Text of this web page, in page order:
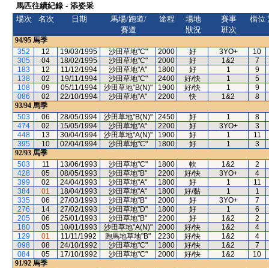
馬匹往績紀錄 - 添姿采
場次
名次 日期
馬場/跑道/
賽道
途程
場地
狀況
賽事
班次
檔位
94/95 馬季
352
12 19/03/1995 沙田草地"C" 2000 好 3YO+ 10
305
04 18/02/1995 沙田草地"C" 2000 好 1&2 7
183
12 11/12/1994 沙田草地"A" 1800 好 1 9
138
02 19/11/1994 沙田草地"C" 2400 好/快 1 5
108
09 05/11/1994 沙田草地"B(N)" 1900 好/快 1 9
086
02 22/10/1994 沙田草地"A" 2200 快 1&2 8
93/94 馬季
503
06 28/05/1994 沙田草地"B(N)" 2450 好 1 8
474
02 15/05/1994 沙田草地"A" 2200 好 3YO+
3
448
13 30/04/1994 沙田草地"A(N)" 1900 好 1 11
395
10 02/04/1994 沙田草地"C" 1800 好 1 3
92/93 馬季
503
11 13/06/1993 沙田草地"C" 1800 軟 1&2 2
428
05 08/05/1993 沙田草地"B" 2200 好/快 3YO+
4
399
02 24/04/1993 沙田草地"A" 1800 好 1 11
384
01 18/04/1993 沙田草地"A" 1800 好/黏 1 1
335
06 27/03/1993 沙田草地"B" 2000 好 3YO+
7
276
14 27/02/1993 沙田草地"D" 1800 好 1 6
205
06 25/01/1993 沙田草地"B" 2200 好 1&2 2
180
05 10/01/1993 沙田草地"A(N)" 2000 好/快 1&2 4
129
01 11/11/1992 跑馬地草地"B" 2230 好/快 1&2
4
098
08 24/10/1992 沙田草地"C" 1800 好/快 1&2
7
084
05 17/10/1992 沙田草地"C" 2000 好/快 1&2
10
91/92 馬季